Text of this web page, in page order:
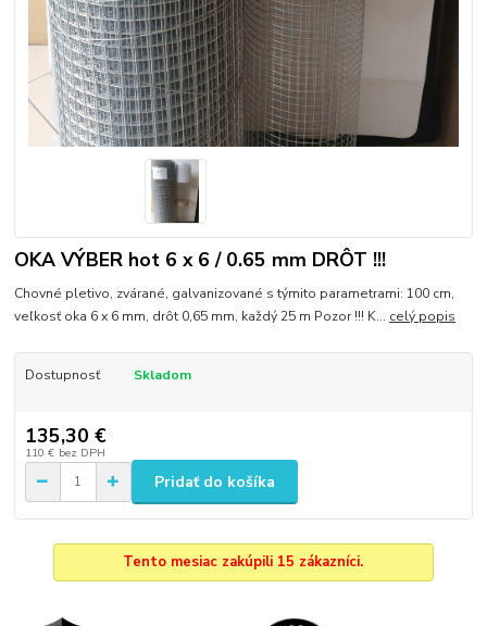
OKA VÝBER hot 6 x 6 / 0.65 mm DRÔT !!!
Chovné pletivo, zvárané, galvanizované s týmito parametrami: 100 cm,
veľkosť oka 6 x 6 mm, drôt 0,65 mm, každý 25 m Pozor !!! K... celý popis
Dostupnosť Skladom
135,30 €
110 € bez DPH
Pridať do košíka
Tento mesiac zakúpili 15 zákazníci.